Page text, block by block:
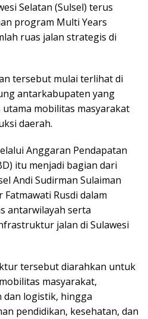
Selatan (Sulsel) terus
program Multi Years
ruas jalan strategis di
tersebut mulai terlihat di
antarkabupaten yang
utama mobilitas masyarakat
daerah.
Anggaran Pendapatan
itu menjadi bagian dari
Andi Sudirman Sulaiman
Rusdi dalam
antarwilayah serta
jalan di Sulawesi
tersebut diarahkan untuk
masyarakat,
logistik, hingga
pendidikan, kesehatan, dan